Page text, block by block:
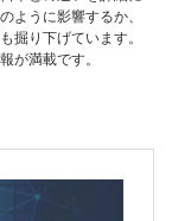
ように影響するか、
掘り下げています。
が満載です。